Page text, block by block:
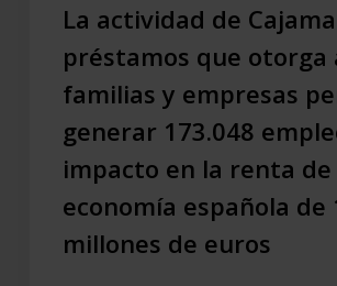
permiten
generar
173.048
impacto
La actividad de
préstamos que otorga
familias y empresas
generar 173.048
impacto en la renta de
economía española de
millones de euros